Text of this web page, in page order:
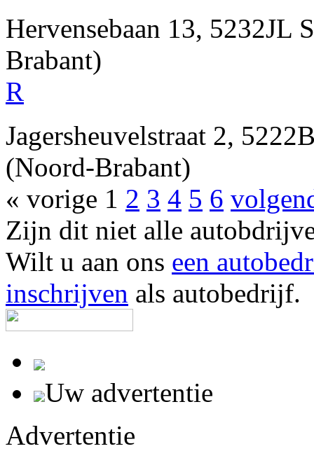
Hervensebaan 13, 5232JL
Brabant)
R
Jagersheuvelstraat 2,
(Noord-Brabant)
« vorige 1 2 3 4 5 6
Zijn dit niet alle
Wilt u aan ons een
inschrijven als autobedrijf.
Uw advertentie
Advertentie